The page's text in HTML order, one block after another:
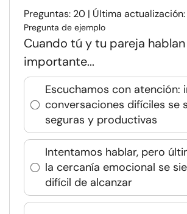
Preguntas: 20 | Última
Pregunta de ejemplo
Cuando tú y tu pareja
importante...
Escuchamos con atención:
conversaciones difíciles se
seguras y productivas
Intentamos hablar, pero
la cercanía emocional se
difícil de alcanzar